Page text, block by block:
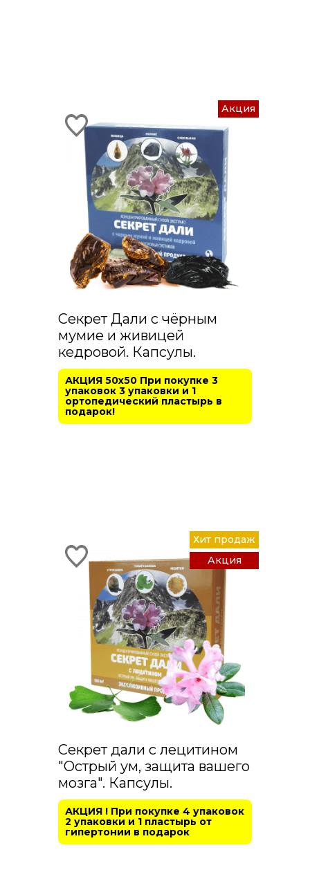
Акция
Секрет Дали с чёрным
мумие и живицей
кедровой. Капсулы.
АКЦИЯ 50х50 При покупке 3
упаковок 3 упаковки и 1
ортопедический пластырь в
подарок!
Хит продаж
Акция
Секрет дали с лецитином
"Острый ум, защита вашего
мозга". Капсулы.
АКЦИЯ ! При покупке 4 упаковок
2 упаковки и 1 пластырь от
гипертонии в подарок